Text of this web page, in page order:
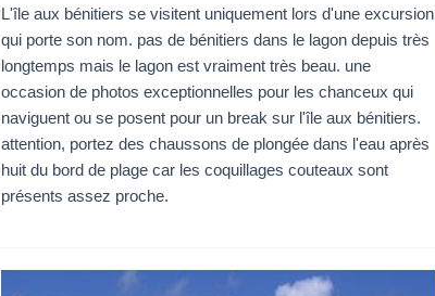
L'île aux bénitiers se visitent uniquement lors d'une excursion
qui porte son nom. pas de bénitiers dans le lagon depuis très
longtemps mais le lagon est vraiment très beau. une
occasion de photos exceptionnelles pour les chanceux qui
naviguent ou se posent pour un break sur l'île aux bénitiers.
attention, portez des chaussons de plongée dans l'eau après
huit du bord de plage car les coquillages couteaux sont
présents assez proche.